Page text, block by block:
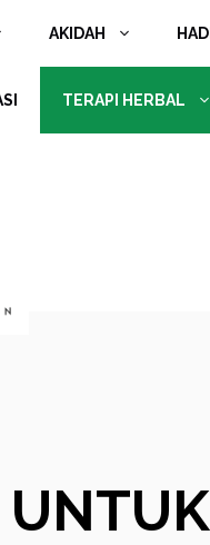
AKIDAH
TERAPI HERBAL